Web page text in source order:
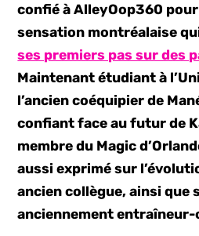
confié à AlleyOop360
sensation montréalaise
ses premiers pas sur des
Maintenant étudiant à
l’ancien coéquipier de
confiant face au futur de
membre du Magic
aussi exprimé sur
ancien collègue, ainsi que
anciennement entraîneur-